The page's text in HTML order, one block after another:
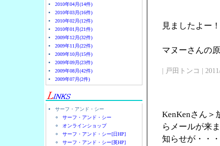
2010年04月(14件)
2010年03月(16件)
2010年02月(12件)
2010年01月(21件)
2009年12月(32件)
2009年11月(22件)
2009年10月(15件)
2009年09月(23件)
2009年08月(42件)
2009年07月(2件)
サーフ・アンド・シー
サーフ・アンド・シー
オンラインショップ
サーフ・アンド・シー[日HP]
サーフ・アンド・シー[英HP]
見ましたよー！
マヌーさんの
| 戸田トンコ |
KenKenさん＞
らメールが来
知らせが・・・